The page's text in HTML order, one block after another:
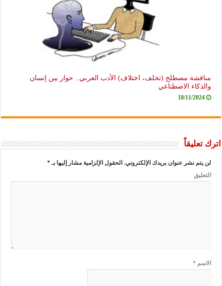
مناقشة مصطلح (تخلف، اختلاف) الأدب العربي.. حوار بين إنسان
والذكاء الاصطناعي
18/11/2024
اترك تعليقاً
لن يتم نشر عنوان بريدك الإلكتروني. الحقول الإلزامية مشار إليها بـ*
التعليق
الاسم*